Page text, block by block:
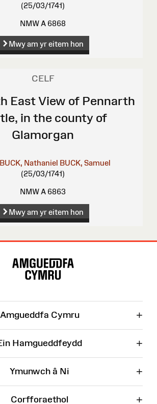
(25/03/1741)
NMW A 6868
Mwy am yr eitem hon
CELF
East View of Pennarth
in the county of
Glamorgan
BUCK, Nathaniel BUCK, Samuel
(25/03/1741)
NMW A 6863
Mwy am yr eitem hon
Amgueddfa Cymru +
Hamgueddfeydd +
Ymunwch â Ni +
Corfforaethol +